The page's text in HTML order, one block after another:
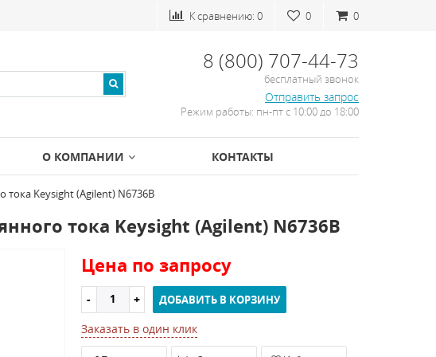
0
0
К сравнению: 0
8 (800) 707-44-73
бесплатный звонок
Отправить запрос
Режим работы: пн-пт с 10:00 до 18:00
О КОМПАНИИ КОНТАКТЫ
тока Keysight (Agilent) N6736B
тока Keysight (Agilent) N6736B
Цена по запросу
ДОБАВИТЬ В КОРЗИНУ
Заказать в один клик